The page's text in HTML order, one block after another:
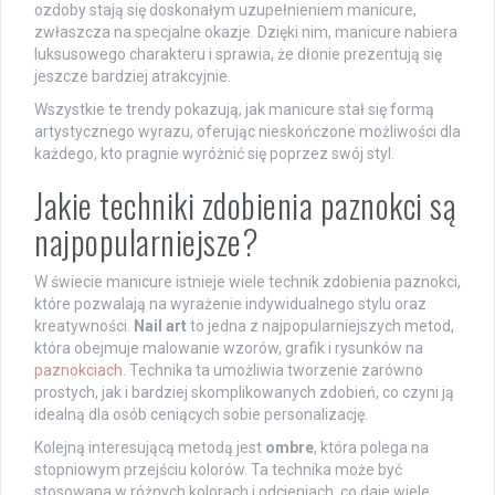
ozdoby stają się doskonałym uzupełnieniem manicure,
zwłaszcza na specjalne okazje. Dzięki nim, manicure nabiera
luksusowego charakteru i sprawia, że dłonie prezentują się
jeszcze bardziej atrakcyjnie.
Wszystkie te trendy pokazują, jak manicure stał się formą
artystycznego wyrazu, oferując nieskończone możliwości dla
każdego, kto pragnie wyróżnić się poprzez swój styl.
Jakie techniki zdobienia paznokci są
najpopularniejsze?
W świecie manicure istnieje wiele technik zdobienia paznokci,
które pozwalają na wyrażenie indywidualnego stylu oraz
kreatywności. Nail artto jedna z najpopularniejszych metod,
która obejmuje malowanie wzorów, grafik i rysunków na
paznokciach. Technika ta umożliwia tworzenie zarówno
prostych, jak i bardziej skomplikowanych zdobień, co czyni ją
idealną dla osób ceniących sobie personalizację.
Kolejną interesującą metodą jest ombre, która polega na
stopniowym przejściu kolorów. Ta technika może być